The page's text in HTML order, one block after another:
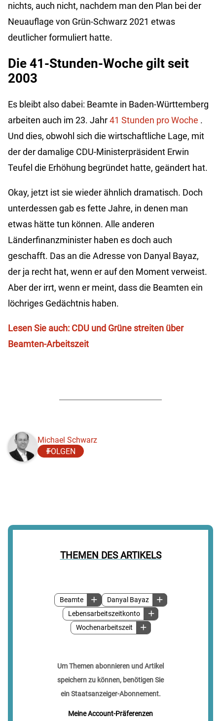
THEMEN DES ARTIKELS
Beamte
Danyal Bayaz
Lebensarbeitszeitkonto
Wochenarbeitszeit
Um Themen abonnieren und Artikel
speichern zu können, benötigen Sie
ein Staatsanzeiger-Abonnement.
Meine Account-Präferenzen
nichts, auch nicht, nachdem man den Plan bei der
Neuauflage von Grün-Schwarz 2021 etwas
deutlicher formuliert hatte.
Die 41-Stunden-Woche gilt seit
2003
Es bleibt also dabei: Beamte in Baden-Württemberg
arbeiten auch im 23. Jahr41 Stunden pro Woche .
Und dies, obwohl sich die wirtschaftliche Lage, mit
der der damalige CDU-Ministerpräsident Erwin
Teufel die Erhöhung begründet hatte, geändert hat.
Okay, jetzt ist sie wieder ähnlich dramatisch. Doch
unterdessen gab es fette Jahre, in denen man
etwas hätte tun können. Alle anderen
Länderfinanzminister haben es doch auch
geschafft. Das an die Adresse von Danyal Bayaz,
der ja recht hat, wenn er auf den Moment verweist.
Aber der irrt, wenn er meint, dass die Beamten ein
löchriges Gedächtnis haben.
Lesen Sie auch: CDU und Grüne streiten über
Beamten-Arbeitszeit
Michael Schwarz
FOLGEN